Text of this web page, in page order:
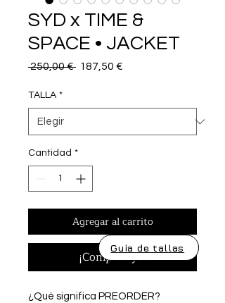
SYD x TIME &
SPACE • JACKET
250,00 € Precio
187,50 €
TALLA *
Cantidad *
Agregar al carrito
¡Comprar ya!
¿Qué significa PREORDER?
Guía de tallas